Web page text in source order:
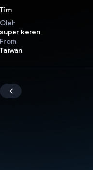
Tim
Oleh
super keren
From
Taiwan